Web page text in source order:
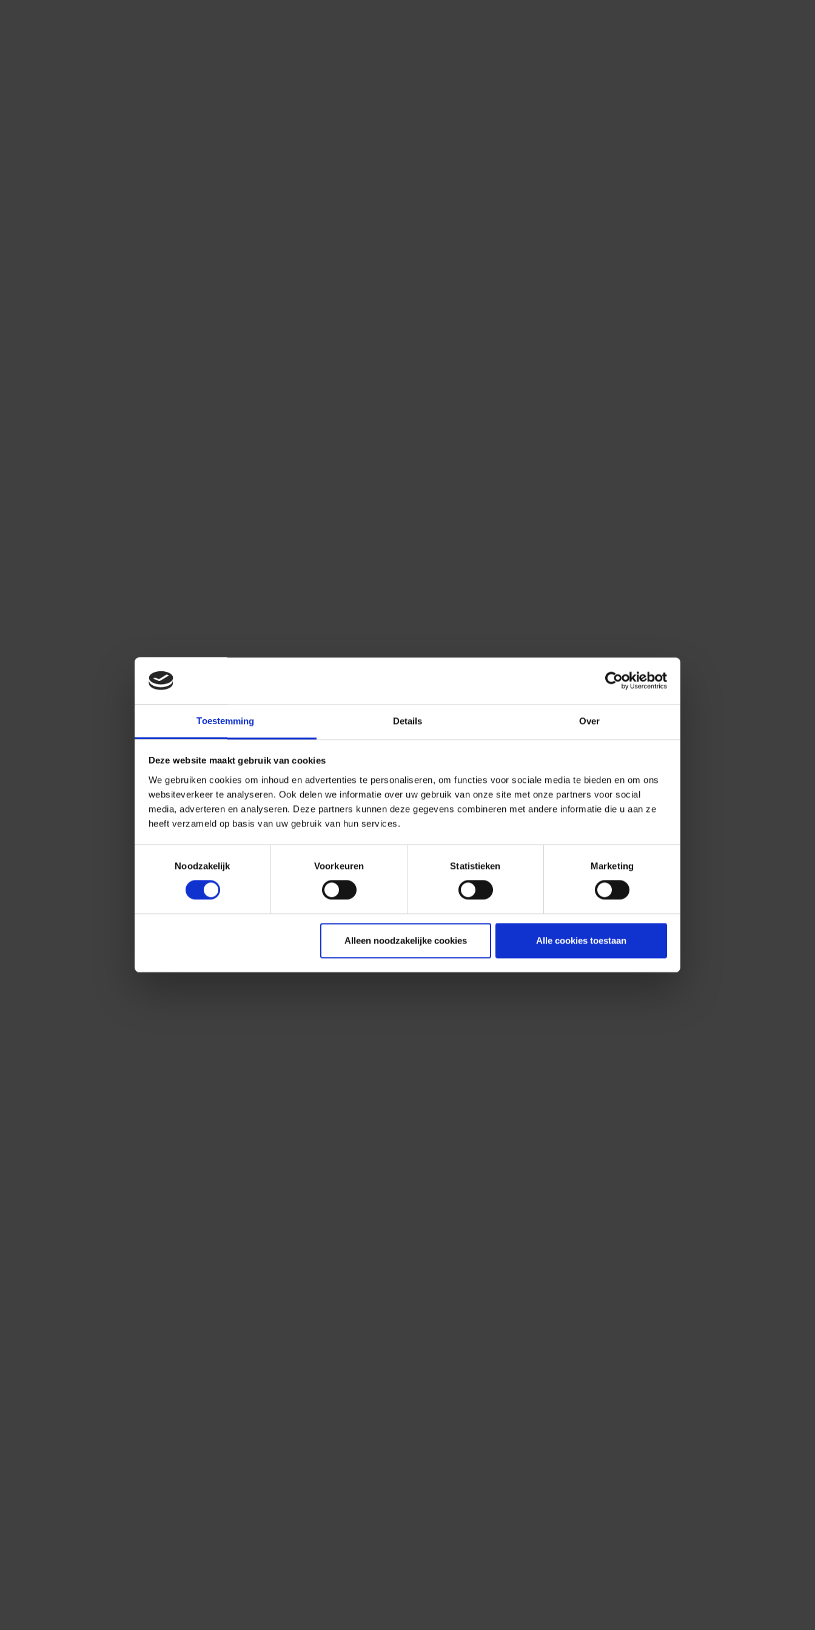
Toestemming Details Over
Deze website maakt gebruik van cookies
We gebruiken cookies om inhoud en advertenties te personaliseren, om functies voor sociale media te bieden en om ons
websiteverkeer te analyseren. Ook delen we informatie over uw gebruik van onze site met onze partners voor social
media, adverteren en analyseren. Deze partners kunnen deze gegevens combineren met andere informatie die u aan ze
heeft verzameld op basis van uw gebruik van hun services.
Noodzakelijk
Voorkeuren Statistieken Marketing
Alleen noodzakelijke cookies Alle cookies toestaan